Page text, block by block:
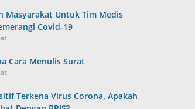
Masyarakat Untuk Tim Medis
Covid-19
Cara Menulis Surat
Terkena Virus Corona, Apakah